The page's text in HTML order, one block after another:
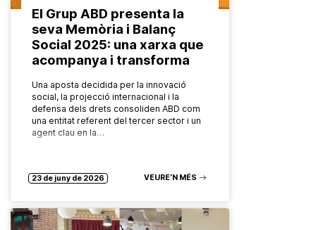
El Grup ABD presenta la
seva Memòria i Balanç
Social 2025: una xarxa que
acompanya i transforma
Una aposta decidida per la innovació
social, la projecció internacional i la
defensa dels drets consoliden ABD com
una entitat referent del tercer sector i un
agent clau en la…
23 de juny de 2026 VEURE’N MÉS